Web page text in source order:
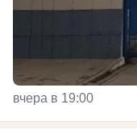
вчера в 19:00